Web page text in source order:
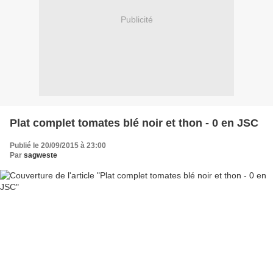
Publicité
Plat complet tomates blé noir et thon - 0 en JSC
Publié le 20/09/2015 à 23:00
Par sagweste